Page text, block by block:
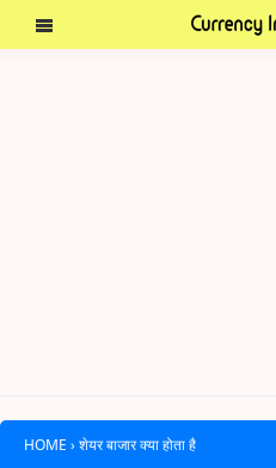
HOME › शेयर बाजार क्या होता है